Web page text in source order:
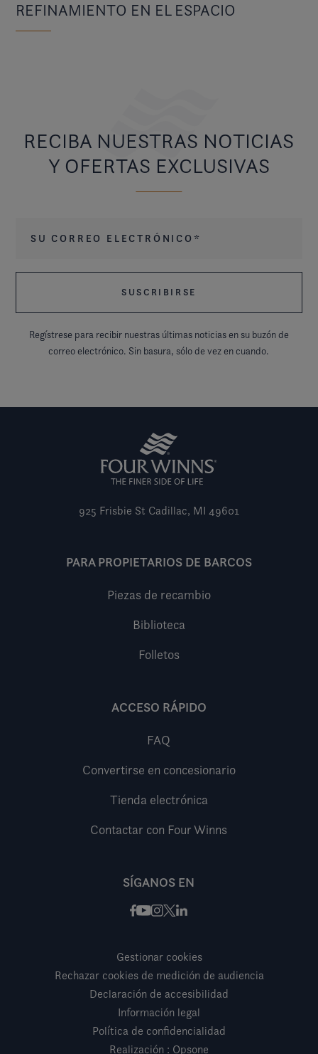
REFINAMIENTO EN EL ESPACIO
RECIBA NUESTRAS NOTICIAS
Y OFERTAS EXCLUSIVAS
Regístrese para recibir nuestras últimas noticias en su buzón de
correo electrónico. Sin basura, sólo de vez en cuando.
925 Frisbie St Cadillac, MI 49601
PARA PROPIETARIOS DE BARCOS
Piezas de recambio
Biblioteca
Folletos
ACCESO RÁPIDO
FAQ
Convertirse en concesionario
Tienda electrónica
Contactar con Four Winns
SÍGANOS EN
Facebook
Youtube
Instagram
X / Twitter
LinkedIn
Gestionar cookies
Rechazar cookies de medición de audiencia
Declaración de accesibilidad
Información legal
Política de confidencialidad
Realización : Opsone